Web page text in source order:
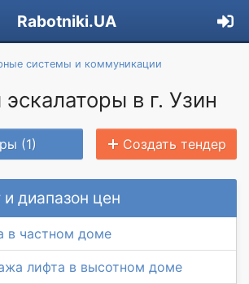
Rabotniki.UA
системы и коммуникации
в г. Узин
(1) Создать тендер
диапазон цен
в частном доме
лифта в высотном доме